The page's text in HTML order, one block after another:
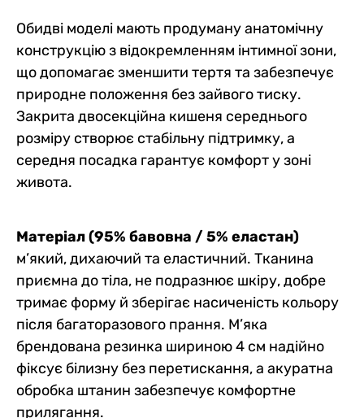
Обидві моделі мають продуману анатомічну
конструкцію з відокремленням інтимної зони,
що допомагає зменшити тертя та забезпечує
природне положення без зайвого тиску.
Закрита двосекційна кишеня середнього
розміру створює стабільну підтримку, а
середня посадка гарантує комфорт у зоні
живота.
Матеріал (95% бавовна / 5% еластан)
м’який, дихаючий та еластичний. Тканина
приємна до тіла, не подразнює шкіру, добре
тримає форму й зберігає насиченість кольору
після багаторазового прання. М’яка
брендована резинка шириною 4 см надійно
фіксує білизну без перетискання, а акуратна
обробка штанин забезпечує комфортне
прилягання.